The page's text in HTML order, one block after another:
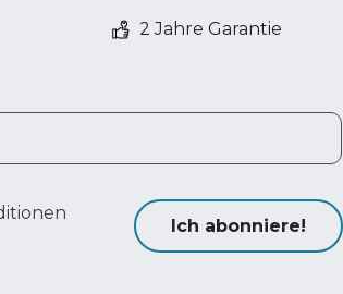
2 Jahre Garantie
Ich abonniere!